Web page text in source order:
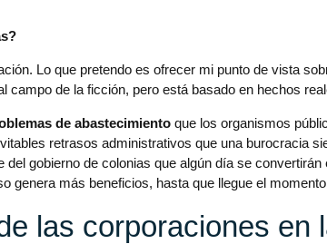
Lo que pretendo es ofrecer mi punto de vista
campo de la ficción, pero está basado en hechos
de abastecimiento que los organismos
retrasos administrativos que una burocracia
gobierno de colonias que algún día se
genera más beneficios, hasta que llegue el
las corporaciones en